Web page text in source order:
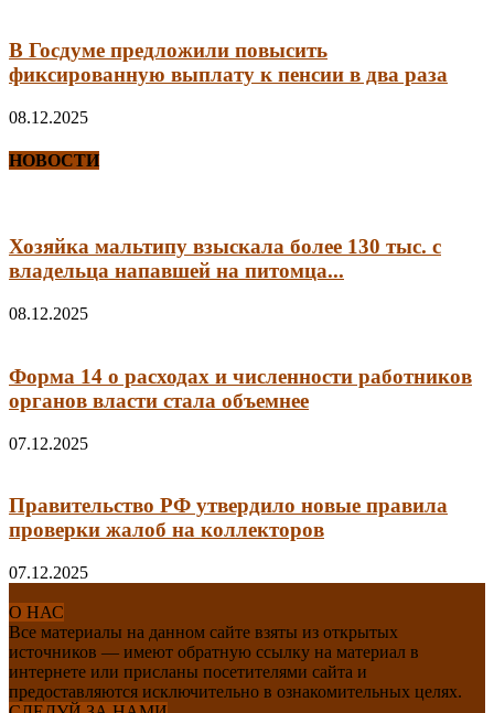
В Госдуме предложили повысить
фиксированную выплату к пенсии в два раза
08.12.2025
НОВОСТИ
Хозяйка мальтипу взыскала более 130 тыс. с
владельца напавшей на питомца...
08.12.2025
Форма 14 о расходах и численности работников
органов власти стала объемнее
07.12.2025
Правительство РФ утвердило новые правила
проверки жалоб на коллекторов
07.12.2025
О НАС
Все материалы на данном сайте взяты из открытых
источников — имеют обратную ссылку на материал в
интернете или присланы посетителями сайта и
предоставляются исключительно в ознакомительных целях.